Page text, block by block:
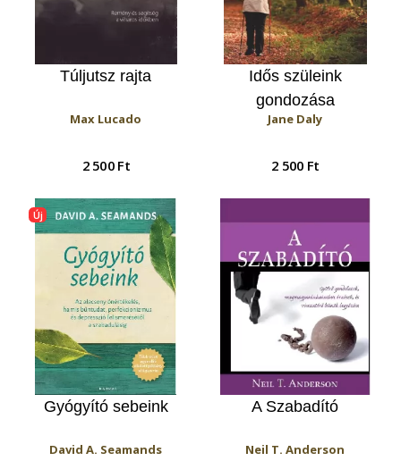
Túljutsz rajta
Max Lucado
2 500 Ft
Idős szüleink
gondozása
Jane Daly
2 500 Ft
Új
Gyógyító sebeink
David A. Seamands
A Szabadító
Neil T. Anderson